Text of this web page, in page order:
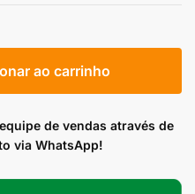
ao carrinho
de vendas através de
via WhatsApp!